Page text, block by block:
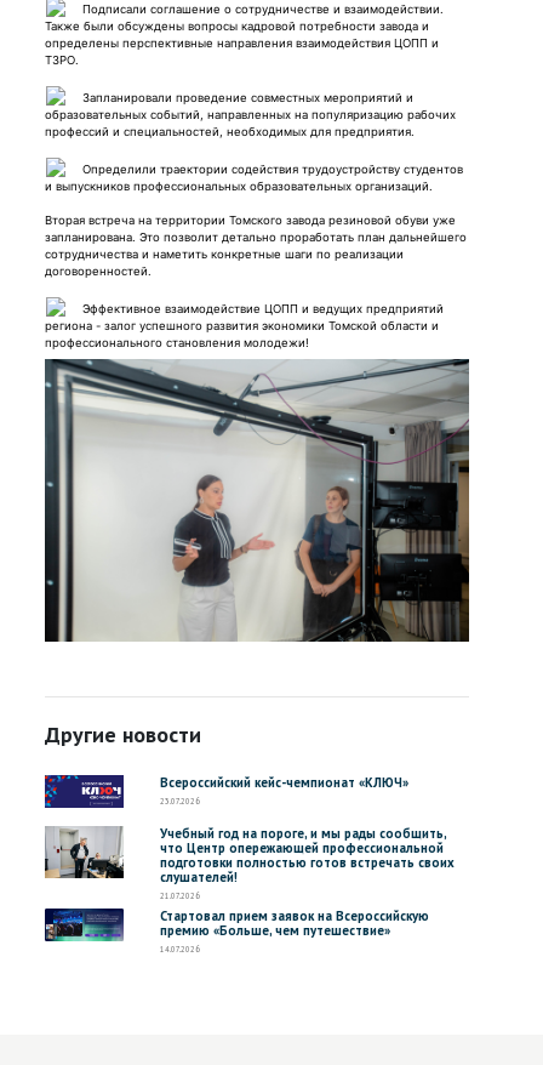
Подписали соглашение о сотрудничестве и взаимодействии.
Также были обсуждены вопросы кадровой потребности завода и
определены перспективные направления взаимодействия ЦОПП и
ТЗРО.
Запланировали проведение совместных мероприятий и
образовательных событий, направленных на популяризацию рабочих
профессий и специальностей, необходимых для предприятия.
Определили траектории содействия трудоустройству студентов
и выпускников профессиональных образовательных организаций.
Вторая встреча на территории Томского завода резиновой обуви уже
запланирована. Это позволит детально проработать план дальнейшего
сотрудничества и наметить конкретные шаги по реализации
договоренностей.
Эффективное взаимодействие ЦОПП и ведущих предприятий
региона - залог успешного развития экономики Томской области и
профессионального становления молодежи!
Другие новости
Всероссийский кейс-чемпионат «КЛЮЧ»
23.07.2026
Учебный год на пороге, и мы рады сообщить,
что Центр опережающей профессиональной
подготовки полностью готов встречать своих
слушателей!
21.07.2026
Стартовал прием заявок на Всероссийскую
премию «Больше, чем путешествие»
14.07.2026